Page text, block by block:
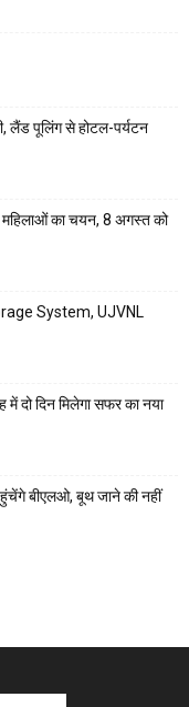
लैंड पूलिंग से होटल-पर्यटन
का चयन, 8 अगस्त को
System, UJVNL
दो दिन मिलेगा सफर का नया
बीएलओ, बूथ जाने की नहीं